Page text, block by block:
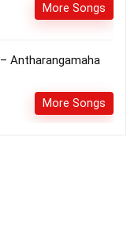
More Songs
More Songs